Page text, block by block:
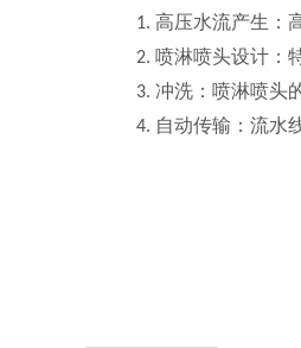
1. 高压水流产生 ：
2. 喷淋喷头设计 ：
3. 冲洗 ：喷淋喷头
4. 自动传输 ：流水